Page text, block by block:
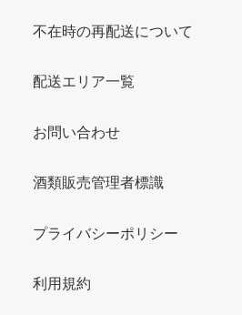
不在時の再配送について
配送エリア一覧
お問い合わせ
酒類販売管理者標識
プライバシーポリシー
利用規約